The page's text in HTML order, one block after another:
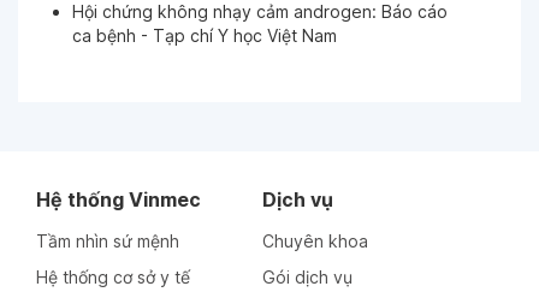
Hội chứng không nhạy cảm androgen: Báo cáo
ca bệnh - Tạp chí Y học Việt Nam
Hệ thống Vinmec
Tầm nhìn sứ mệnh
Hệ thống cơ sở y tế
Dịch vụ
Chuyên khoa
Gói dịch vụ